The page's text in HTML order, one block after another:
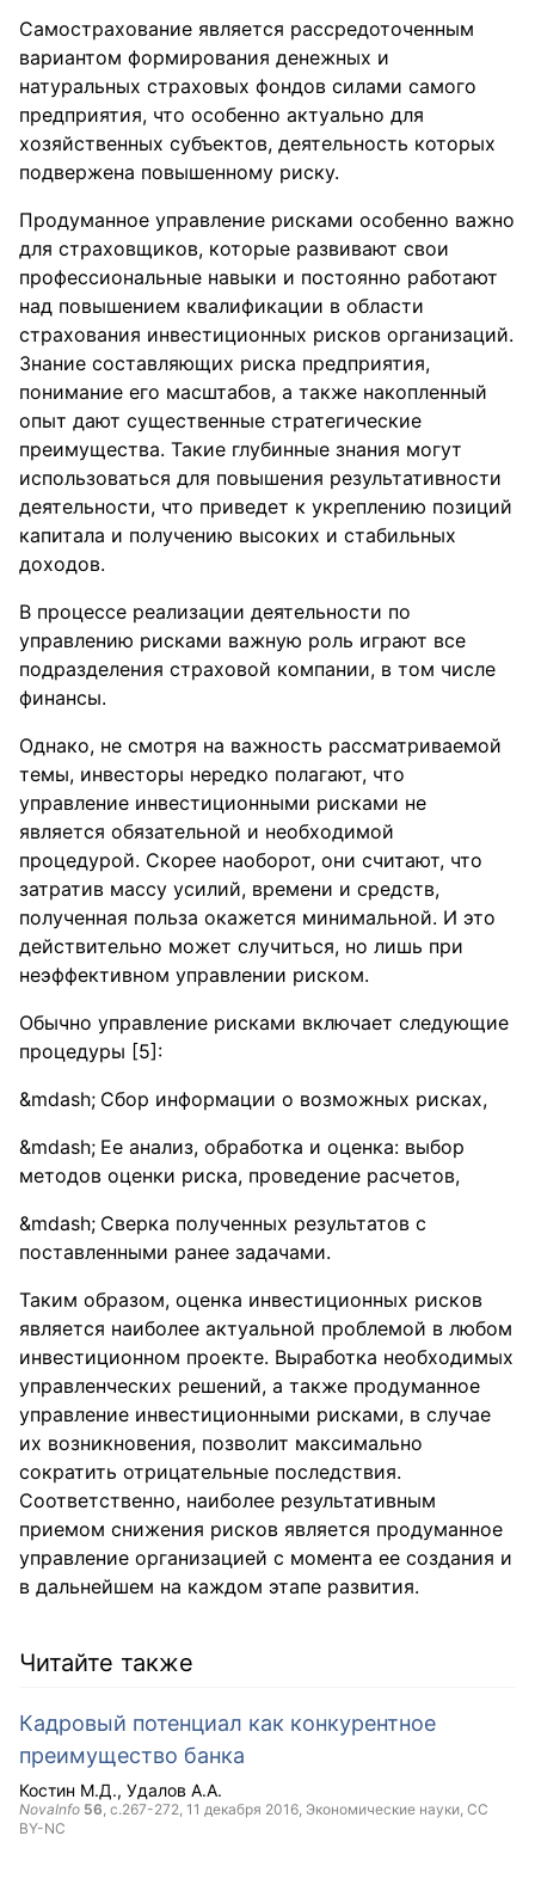
Самострахование является рассредоточенным
вариантом формирования денежных и
натуральных страховых фондов силами самого
предприятия, что особенно актуально для
хозяйственных субъектов, деятельность которых
подвержена повышенному риску.
Продуманное управление рисками особенно важно
для страховщиков, которые развивают свои
профессиональные навыки и постоянно работают
над повышением квалификации в области
страхования инвестиционных рисков организаций.
Знание составляющих риска предприятия,
понимание его масштабов, а также накопленный
опыт дают существенные стратегические
преимущества. Такие глубинные знания могут
использоваться для повышения результативности
деятельности, что приведет к укреплению позиций
капитала и получению высоких и стабильных
доходов.
В процессе реализации деятельности по
управлению рисками важную роль играют все
подразделения страховой компании, в том числе
финансы.
Однако, не смотря на важность рассматриваемой
темы, инвесторы нередко полагают, что
управление инвестиционными рисками не
является обязательной и необходимой
процедурой. Скорее наоборот, они считают, что
затратив массу усилий, времени и средств,
полученная польза окажется минимальной. И это
действительно может случиться, но лишь при
неэффективном управлении риском.
Обычно управление рисками включает следующие
процедуры [5]:
Сбор информации о возможных рисках,
Ее анализ, обработка и оценка: выбор
методов оценки риска, проведение расчетов,
Сверка полученных результатов с
поставленными ранее задачами.
Таким образом, оценка инвестиционных рисков
является наиболее актуальной проблемой в любом
инвестиционном проекте. Выработка необходимых
управленческих решений, а также продуманное
управление инвестиционными рисками, в случае
их возникновения, позволит максимально
сократить отрицательные последствия.
Соответственно, наиболее результативным
приемом снижения рисков является продуманное
управление организацией с момента ее создания и
в дальнейшем на каждом этапе развития.
Читайте также
Кадровый потенциал как конкурентное
преимущество банка
Костин М.Д. Удалов А.А.
NovaInfo 56, с.267-272, 11 декабря 2016, Экономические науки, CC
BY-NC